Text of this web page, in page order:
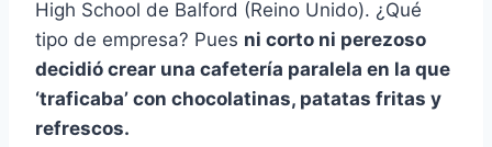
High School de Balford (Reino Unido). ¿Qué
tipo de empresa? Pues ni corto ni perezoso
decidió crear una cafetería paralela en la que
‘traficaba’ con chocolatinas, patatas fritas y
refrescos.